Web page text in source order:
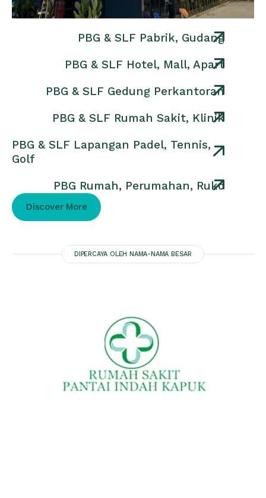
PBG & SLF Pabrik, Gudang
PBG & SLF Hotel, Mall, Apart
PBG & SLF Gedung Perkantoran
PBG & SLF Rumah Sakit, Klinik
PBG & SLF Lapangan Padel, Tennis,
Golf
PBG Rumah, Perumahan, Ruko
Discover More
DIPERCAYA OLEH NAMA-NAMA BESAR